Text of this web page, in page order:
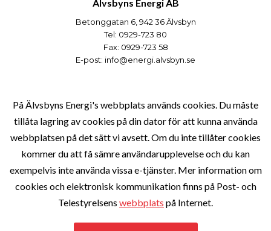
Älvsbyns Energi AB
Betonggatan 6, 942 36 Älvsbyn
Tel: 0929-723 80
Fax: 0929-723 58
E-post: info@energi.alvsbyn.se
Verksamheter
Kundservice
På Älvsbyns Energi's webbplats används cookies. Du måste
tillåta lagring av cookies på din dator för att kunna använda
webbplatsen på det sätt vi avsett. Om du inte tillåter cookies
kommer du att få sämre användarupplevelse och du kan
exempelvis inte använda vissa e-tjänster. Mer information om
cookies och elektronisk kommunikation finns på Post- och
Telestyrelsens webbplats på Internet.